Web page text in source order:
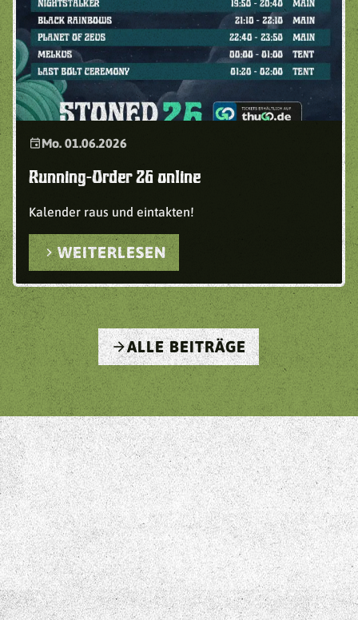
eventMo. 01.06.2026
Running-Order 26 online
Kalender raus und eintakten!
chevron_rightWEITERLESEN
arrow_forwardALLE BEITRÄGE